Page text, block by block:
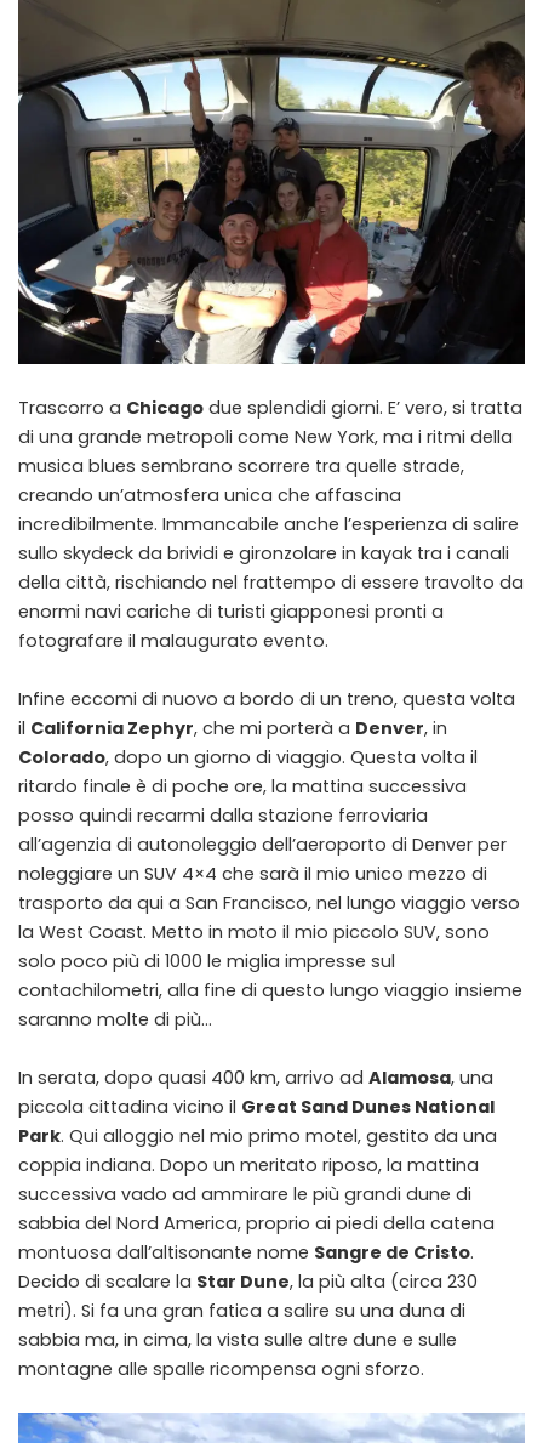
Trascorro a Chicago due splendidi giorni. E’ vero, si tratta
di una grande metropoli come New York, ma i ritmi della
musica blues sembrano scorrere tra quelle strade,
creando un’atmosfera unica che affascina
incredibilmente. Immancabile anche l’esperienza di salire
sullo skydeck da brividi e gironzolare in kayak tra i canali
della città, rischiando nel frattempo di essere travolto da
enormi navi cariche di turisti giapponesi pronti a
fotografare il malaugurato evento.
Infine eccomi di nuovo a bordo di un treno, questa volta
il California Zephyr, che mi porterà a Denver, in
Colorado, dopo un giorno di viaggio. Questa volta il
ritardo finale è di poche ore, la mattina successiva
posso quindi recarmi dalla stazione ferroviaria
all’agenzia di autonoleggio dell’aeroporto di Denver per
noleggiare un SUV 4×4 che sarà il mio unico mezzo di
trasporto da qui a San Francisco, nel lungo viaggio verso
la West Coast. Metto in moto il mio piccolo SUV, sono
solo poco più di 1000 le miglia impresse sul
contachilometri, alla fine di questo lungo viaggio insieme
saranno molte di più…
In serata, dopo quasi 400 km, arrivo ad Alamosa, una
piccola cittadina vicino il Great Sand Dunes National
Park. Qui alloggio nel mio primo motel, gestito da una
coppia indiana. Dopo un meritato riposo, la mattina
successiva vado ad ammirare le più grandi dune di
sabbia del Nord America, proprio ai piedi della catena
montuosa dall’altisonante nome Sangre de Cristo.
Decido di scalare la Star Dune, la più alta (circa 230
metri). Si fa una gran fatica a salire su una duna di
sabbia ma, in cima, la vista sulle altre dune e sulle
montagne alle spalle ricompensa ogni sforzo.